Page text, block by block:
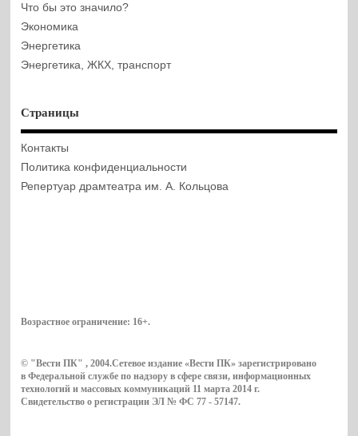
Что бы это значило?
Экономика
Энергетика
Энергетика, ЖКХ, транспорт
Страницы
Контакты
Политика конфиденциальности
Репертуар драмтеатра им. А. Кольцова
Возрастное ограничение: 16+.
© "Вести ПК" , 2004.Сетевое издание «Вести ПК» зарегистрировано
в Федеральной службе по надзору в сфере связи, информационных
технологий и массовых коммуникаций 11 марта 2014 г.
Свидетельство о регистрации ЭЛ № ФС 77 - 57147.